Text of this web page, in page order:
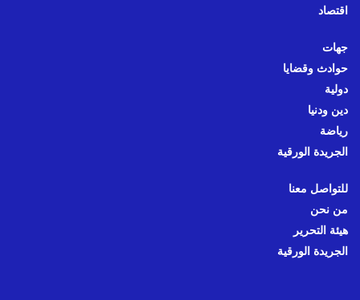
اقتصاد
جهات
حوادث وقضايا
دولية
دين ودنيا
رياضة
الجريدة الورقية
للتواصل معنا
من نحن
هيئة التحرير
الجريدة الورقية